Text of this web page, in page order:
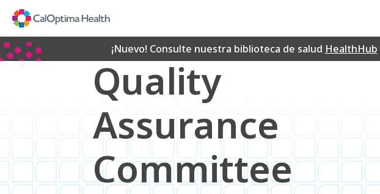
Content
¡Nuevo! Consulte nuestra biblioteca de salud HealthHub
Quality
Assurance
Committee